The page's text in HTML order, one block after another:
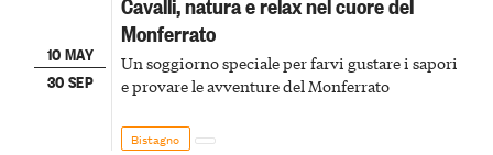
10 MAY
30 SEP
Monferrato
Un soggiorno speciale per farvi gustare i sapori
e provare le avventure del Monferrato
Bistagno